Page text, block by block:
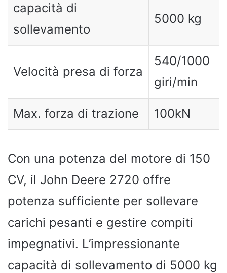
capacità di
sollevamento
5000 kg
Velocità presa di forza
540/1000
giri/min
Max. forza di trazione 100kN
Con una potenza del motore di 150
CV, il John Deere 2720 offre
potenza sufficiente per sollevare
carichi pesanti e gestire compiti
impegnativi. L’impressionante
capacità di sollevamento di 5000 kg